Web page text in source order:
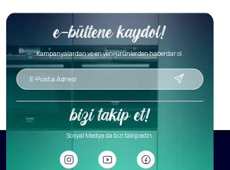
Kampanyalardan ve en yeni ürünlerden haberdar ol.
Sosyal Medya da bizi takip edin.